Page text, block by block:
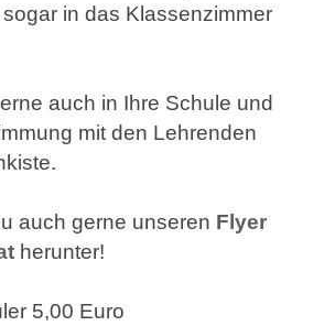
in das Klassenzimmer
auch in Ihre Schule und
mit den Lehrenden
auch gerne unseren Flyer
herunter!
5,00 Euro